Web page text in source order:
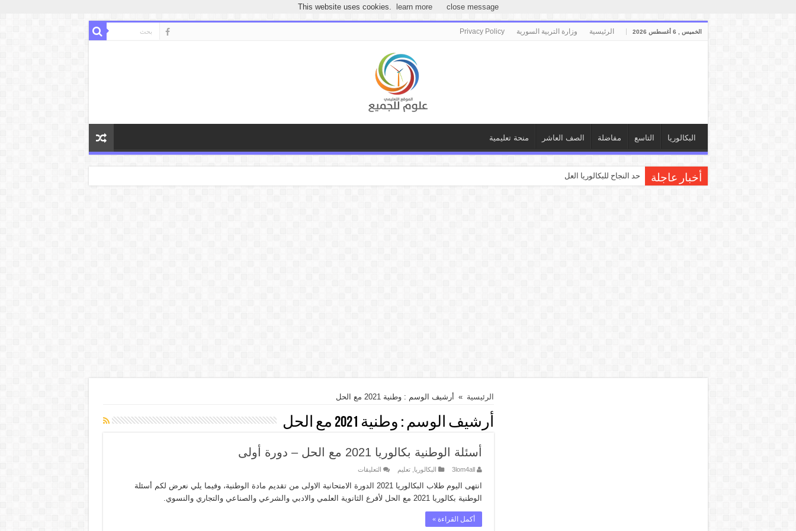
مرحباً بكـ بموقع علوم للجميع
الخميس , 6 أغسطس 2026 الرئيسية وزارة التربية السورية Privacy Policy
البكالوريا التاسع مفاضلة الصف العاشر منحة تعليمية
أخبار عاجلة حد النجاح للبكالوريا العلمي والأد
الرئيسية » أرشيف الوسم : وطنية 2021 مع الحل
أرشيف الوسم : وطنية 2021 مع الحل
أسئلة الوطنية بكالوريا 2021 مع الحل – دورة أولى
3lom4all البكالوريا ,تعليم التعليقات
الوطنية
2021
انتهى اليوم طلاب البكالوريا 2021 الدورة الامتحانية الاولى من تقديم مادة الوطنية، وفيما يلي نعرض لكم أسئلة
الوطنية بكالوريا 2021 مع الحل لأفرع الثانوية العلمي والادبي والشرعي والصناعي والتجاري والنسوي.
أكمل القراءة »
This website uses cookies. learn more close message